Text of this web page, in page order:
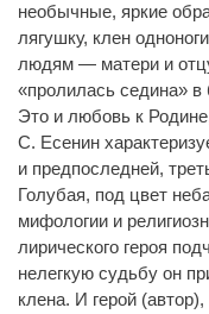
необычные, яркие
лягушку, клен
людям — матери и
«пролилась седина»
Это и любовь к
С. Есенин
и предпоследней,
Голубая, под цвет
мифологии и
лирического героя
нелегкую судьбу он
клена. И герой